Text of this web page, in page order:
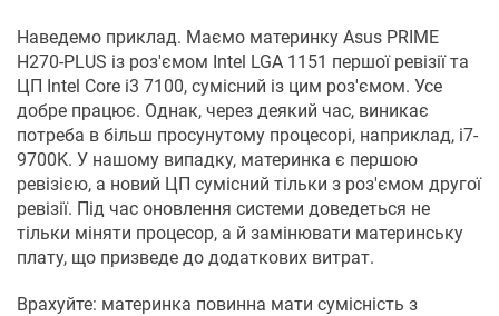
Наведемо приклад. Маємо материнку Asus PRIME
H270-PLUS із роз'ємом Intel LGA 1151 першої ревізії та
ЦП Intel Core i3 7100, сумісний із цим роз'ємом. Усе
добре працює. Однак, через деякий час, виникає
потреба в більш просунутому процесорі, наприклад, i7-
9700K. У нашому випадку, материнка є першою
ревізією, а новий ЦП сумісний тільки з роз'ємом другої
ревізії. Під час оновлення системи доведеться не
тільки міняти процесор, а й замінювати материнську
плату, що призведе до додаткових витрат.
Врахуйте: материнка повинна мати сумісність з